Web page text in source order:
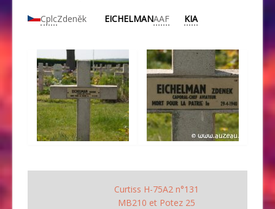
CplcZdeněk EICHELMANAAF KIA
Curtiss H-75A2 n°131
MB210 et Potez 25